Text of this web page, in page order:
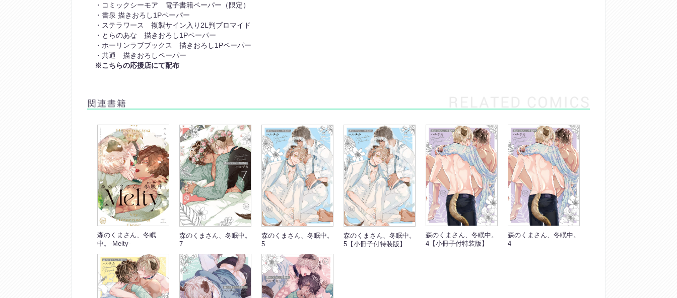
・コミックシーモア 電子書籍ペーパー（限定）
・書泉 描きおろし1Pペーパー
・ステラワース 複製サイン入り2L判ブロマイド
・とらのあな 描きおろし1Pペーパー
・ホーリンラブブックス 描きおろし1Pペーパー
・共通 描きおろしペーパー
※こちらの応援店にて配布
森のくまさん、冬眠
中。-Melty-
森のくまさん、冬眠中。
7
森のくまさん、冬眠中。
5
森のくまさん、冬眠中。
5【小冊子付特装版】
森のくまさん、冬眠中。
4【小冊子付特装版】
森のくまさん、冬眠中。
4